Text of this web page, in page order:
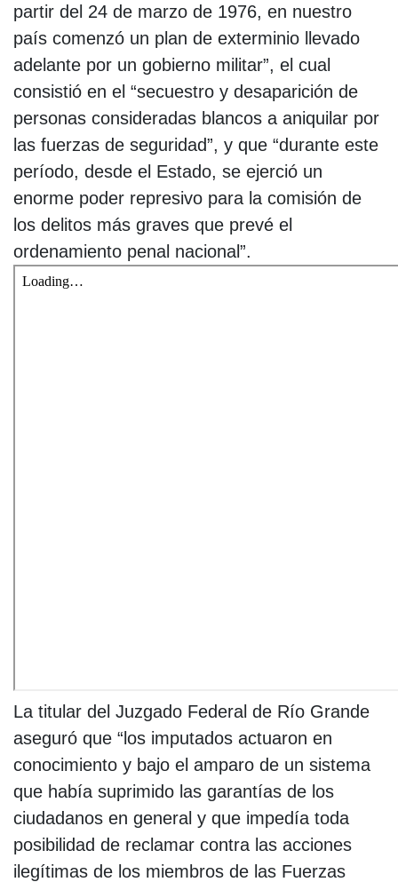
partir del 24 de marzo de 1976, en nuestro
país comenzó un plan de exterminio llevado
adelante por un gobierno militar”, el cual
consistió en el “secuestro y desaparición de
personas consideradas blancos a aniquilar por
las fuerzas de seguridad”, y que “durante este
período, desde el Estado, se ejerció un
enorme poder represivo para la comisión de
los delitos más graves que prevé el
ordenamiento penal nacional”.
La titular del Juzgado Federal de Río Grande
aseguró que “los imputados actuaron en
conocimiento y bajo el amparo de un sistema
que había suprimido las garantías de los
ciudadanos en general y que impedía toda
posibilidad de reclamar contra las acciones
ilegítimas de los miembros de las Fuerzas